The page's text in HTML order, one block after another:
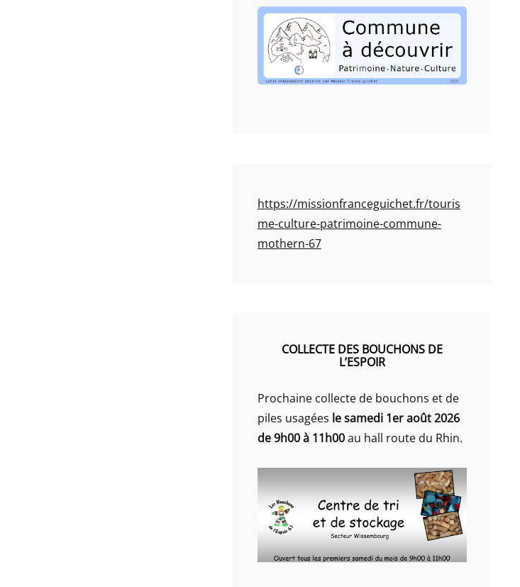
https://missionfranceguichet.fr/touris
me-culture-patrimoine-commune-
mothern-67
COLLECTE DES BOUCHONS DE
L’ESPOIR
Prochaine collecte de bouchons et de
piles usagées le samedi 1er août 2026
de 9h00 à 11h00au hall route du Rhin.